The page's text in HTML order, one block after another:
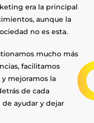
era la principal
aunque la
no es esta.
mucho más
facilitamos
mejoramos la
de cada
ayudar y dejar